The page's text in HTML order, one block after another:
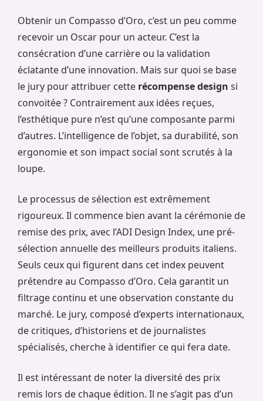
Obtenir un Compasso d’Oro, c’est un peu comme
recevoir un Oscar pour un acteur. C’est la
consécration d’une carrière ou la validation
éclatante d’une innovation. Mais sur quoi se base
le jury pour attribuer cette récompense design si
convoitée ? Contrairement aux idées reçues,
l’esthétique pure n’est qu’une composante parmi
d’autres. L’intelligence de l’objet, sa durabilité, son
ergonomie et son impact social sont scrutés à la
loupe.
Le processus de sélection est extrêmement
rigoureux. Il commence bien avant la cérémonie de
remise des prix, avec l’ADI Design Index, une pré-
sélection annuelle des meilleurs produits italiens.
Seuls ceux qui figurent dans cet index peuvent
prétendre au Compasso d’Oro. Cela garantit un
filtrage continu et une observation constante du
marché. Le jury, composé d’experts internationaux,
de critiques, d’historiens et de journalistes
spécialisés, cherche à identifier ce qui fera date.
Il est intéressant de noter la diversité des prix
remis lors de chaque édition. Il ne s’agit pas d’un